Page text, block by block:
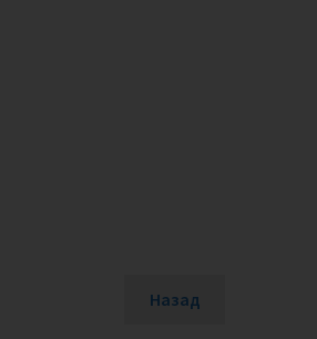
Назад